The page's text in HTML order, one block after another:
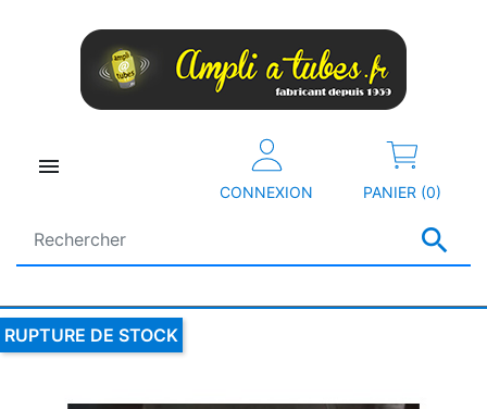


CONNEXION PANIER (0)
RUPTURE DE STOCK